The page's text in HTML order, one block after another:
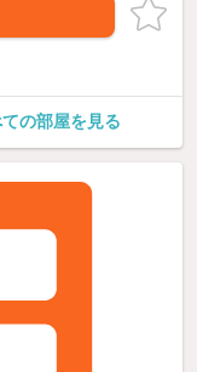
の部屋を見る